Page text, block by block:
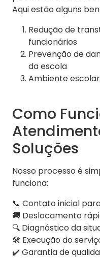
Aqui estão alguns
Redução de
funcionários
Prevenção de
da escola
Ambiente
Como
Soluções
Nosso processo é
funciona:
📞 Contato inicial
🚚 Deslocamento
🔍 Diagnóstico da
🛠️ Execução do
✔️ Garantia de